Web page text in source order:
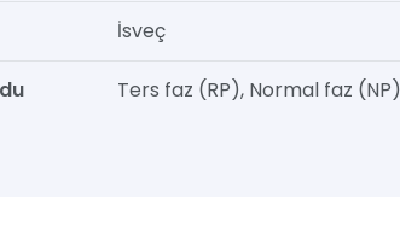
İsveç
Ters faz (RP), Normal faz (NP)